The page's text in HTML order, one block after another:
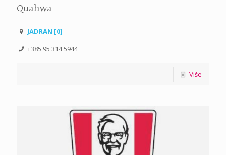
Quahwa
JADRAN [0]
+385 95 314 5944
Više